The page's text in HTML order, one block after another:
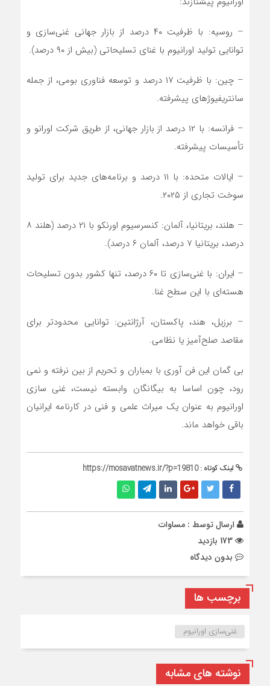
– روسیه: با ظرفیت ۴۰ درصد از بازار جهانی غنی‌سازی و
توانایی تولید اورانیوم با غنای تسلیحاتی (بیش از ۹۰ درصد).
– چین: با ظرفیت ۱۷ درصد و توسعه فناوری بومی، از جمله
سانتریفیوژهای پیشرفته.
– فرانسه: با ۱۲ درصد از بازار جهانی، از طریق شرکت اورانو و
تأسیسات پیشرفته.
– ایالات متحده: با ۱۱ درصد و برنامه‌های جدید برای تولید
سوخت تجاری از ۲۰۲۵.
– هلند، بریتانیا، آلمان: کنسرسیوم اورنکو با ۲۱ درصد (هلند ۸
درصد، بریتانیا ۷ درصد، آلمان ۶ درصد).
– ایران: با غنی‌سازی تا ۶۰ درصد، تنها کشور بدون تسلیحات
هسته‌ای با این سطح غنا.
– برزیل، هند، پاکستان، آرژانتین: توانایی محدودتر برای
مقاصد صلح‌آمیز یا نظامی.
بی گمان این فن آوری با بمباران و تحریم از بین نرفته و نمی
رود، چون اساسا به بیگانگان وابسته نیست، غنی سازی
اورانیوم به عنوان یک میراث علمی و فنی در کارنامه ایرانیان
باقی خواهد ماند.
لینک کوتاه :https://mosavatnews.ir/?p=19810
ارسال توسط : مساوات
بدون دیدگاه
برچسب ها
غنی‌سازی اورانیوم
نوشته های مشابه